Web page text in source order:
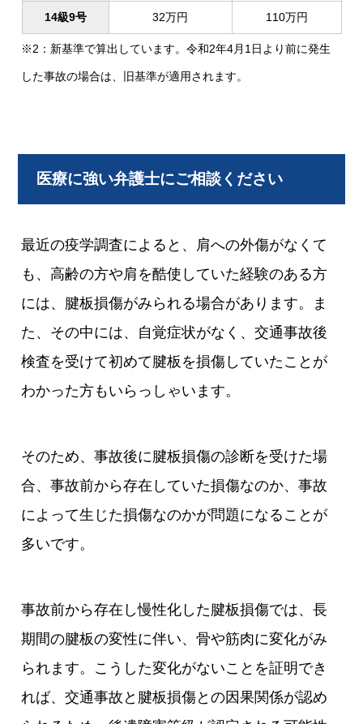
14級9号 32万円 110万円
※2：新基準で算出しています。令和2年4月1日より前に発生
した事故の場合は、旧基準が適用されます。
医療に強い弁護士にご相談ください
最近の疫学調査によると、肩への外傷がなくて
も、高齢の方や肩を酷使していた経験のある方
には、腱板損傷がみられる場合があります。ま
た、その中には、自覚症状がなく、交通事故後
検査を受けて初めて腱板を損傷していたことが
わかった方もいらっしゃいます。
そのため、事故後に腱板損傷の診断を受けた場
合、事故前から存在していた損傷なのか、事故
によって生じた損傷なのかが問題になることが
多いです。
事故前から存在し慢性化した腱板損傷では、長
期間の腱板の変性に伴い、骨や筋肉に変化がみ
られます。こうした変化がないことを証明でき
れば、交通事故と腱板損傷との因果関係が認め